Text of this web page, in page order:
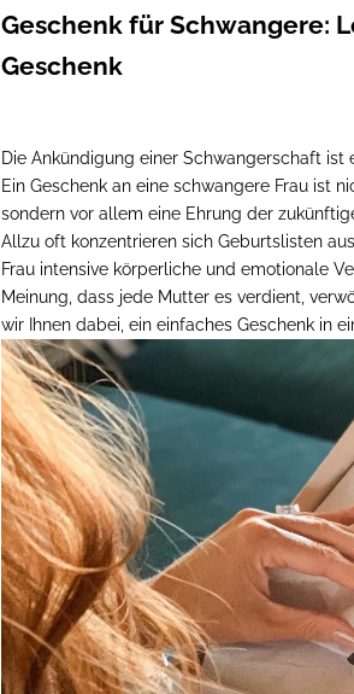
Geschenk für Schwangere:
Geschenk
Die Ankündigung einer Schwangerschaft
Ein Geschenk an eine schwangere Frau ist
sondern vor allem eine Ehrung der
Allzu oft konzentrieren sich Geburtslisten
Frau intensive körperliche und emotionale
Meinung, dass jede Mutter es verdient,
wir Ihnen dabei, ein einfaches Geschenk in